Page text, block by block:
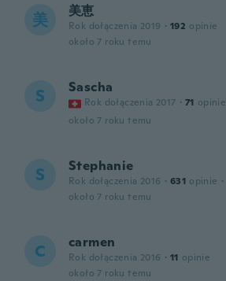
美 美恵
Rok dołączenia 2019 · 192 opinie
około 7 roku temu
S Sascha
Rok dołączenia 2017 · 71 opinie
około 7 roku temu
S Stephanie
Rok dołączenia 2016 · 631 opinie ·
około 7 roku temu
C carmen
Rok dołączenia 2016 · 11 opinie
około 7 roku temu